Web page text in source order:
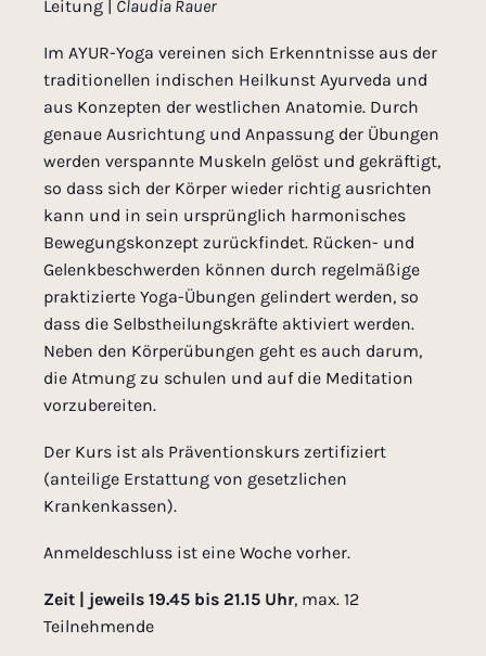
Leitung | Claudia Rauer
Im AYUR-Yoga vereinen sich Erkenntnisse aus der
traditionellen indischen Heilkunst Ayurveda und
aus Konzepten der westlichen Anatomie. Durch
genaue Ausrichtung und Anpassung der Übungen
werden verspannte Muskeln gelöst und gekräftigt,
so dass sich der Körper wieder richtig ausrichten
kann und in sein ursprünglich harmonisches
Bewegungskonzept zurückfindet. Rücken- und
Gelenkbeschwerden können durch regelmäßige
praktizierte Yoga-Übungen gelindert werden, so
dass die Selbstheilungskräfte aktiviert werden.
Neben den Körperübungen geht es auch darum,
die Atmung zu schulen und auf die Meditation
vorzubereiten.
Der Kurs ist als Präventionskurs zertifiziert
(anteilige Erstattung von gesetzlichen
Krankenkassen).
Anmeldeschluss ist eine Woche vorher.
Zeit | jeweils 19.45 bis 21.15 Uhr, max. 12
Teilnehmende